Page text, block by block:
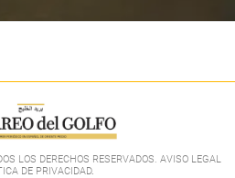
LOS DERECHOS RESERVADOS. AVISO LEGAL
DE PRIVACIDAD.